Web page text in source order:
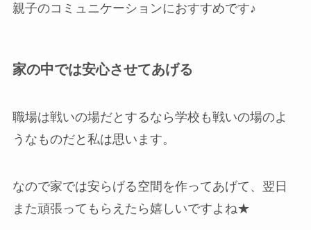
親子のコミュニケーションにおすすめです♪
家の中では安心させてあげる
職場は戦いの場だとするなら学校も戦いの場のよ
うなものだと私は思います。
なので家では安らげる空間を作ってあげて、翌日
また頑張ってもらえたら嬉しいですよね★